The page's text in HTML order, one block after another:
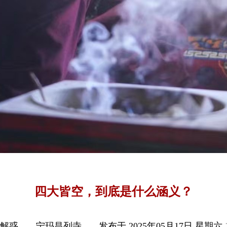
四大皆空，到底是什么涵义？